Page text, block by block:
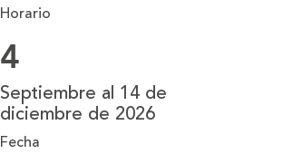
Horario
4
Septiembre al 14 de
diciembre de 2026
Fecha